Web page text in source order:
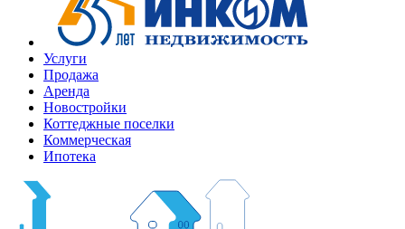
Услуги
Продажа
Аренда
Новостройки
Коттеджные поселки
Коммерческая
Ипотека